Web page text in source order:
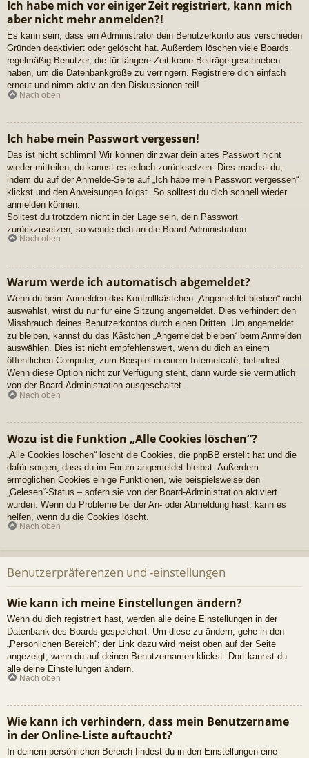
Ich habe mich vor einiger Zeit registriert, kann mich
aber nicht mehr anmelden?!
Es kann sein, dass ein Administrator dein Benutzerkonto aus verschieden
Gründen deaktiviert oder gelöscht hat. Außerdem löschen viele Boards
regelmäßig Benutzer, die für längere Zeit keine Beiträge geschrieben
haben, um die Datenbankgröße zu verringern. Registriere dich einfach
erneut und nimm aktiv an den Diskussionen teil!
Nach oben
Ich habe mein Passwort vergessen!
Das ist nicht schlimm! Wir können dir zwar dein altes Passwort nicht
wieder mitteilen, du kannst es jedoch zurücksetzen. Dies machst du,
indem du auf der Anmelde-Seite auf „Ich habe mein Passwort vergessen“
klickst und den Anweisungen folgst. So solltest du dich schnell wieder
anmelden können.
Solltest du trotzdem nicht in der Lage sein, dein Passwort
zurückzusetzen, so wende dich an die Board-Administration.
Nach oben
Warum werde ich automatisch abgemeldet?
Wenn du beim Anmelden das Kontrollkästchen „Angemeldet bleiben“ nicht
auswählst, wirst du nur für eine Sitzung angemeldet. Dies verhindert den
Missbrauch deines Benutzerkontos durch einen Dritten. Um angemeldet
zu bleiben, kannst du das Kästchen „Angemeldet bleiben“ beim Anmelden
auswählen. Dies ist nicht empfehlenswert, wenn du dich an einem
öffentlichen Computer, zum Beispiel in einem Internetcafé, befindest.
Wenn diese Option nicht zur Verfügung steht, dann wurde sie vermutlich
von der Board-Administration ausgeschaltet.
Nach oben
Wozu ist die Funktion „Alle Cookies löschen“?
„Alle Cookies löschen“ löscht die Cookies, die phpBB erstellt hat und die
dafür sorgen, dass du im Forum angemeldet bleibst. Außerdem
ermöglichen Cookies einige Funktionen, wie beispielsweise den
„Gelesen“-Status – sofern sie von der Board-Administration aktiviert
wurden. Wenn du Probleme bei der An- oder Abmeldung hast, kann es
helfen, wenn du die Cookies löscht.
Nach oben
Benutzerpräferenzen und -einstellungen
Wie kann ich meine Einstellungen ändern?
Wenn du dich registriert hast, werden alle deine Einstellungen in der
Datenbank des Boards gespeichert. Um diese zu ändern, gehe in den
„Persönlichen Bereich“; der Link dazu wird meist oben auf der Seite
angezeigt, wenn du auf deinen Benutzernamen klickst. Dort kannst du
alle deine Einstellungen ändern.
Nach oben
Wie kann ich verhindern, dass mein Benutzername
in der Online-Liste auftaucht?
In deinem persönlichen Bereich findest du in den Einstellungen eine